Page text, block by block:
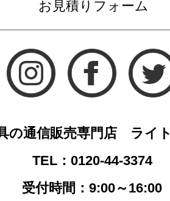
お見積りフォーム
の通信販売専門店 ライ
TEL：0120-44-3374
受付時間：9:00～16:00